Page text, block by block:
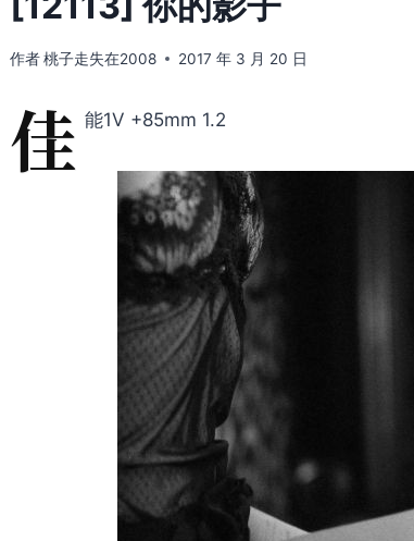
作者桃子走失在2008 2017 年 3 月 20 日
佳 能1V +85mm 1.2